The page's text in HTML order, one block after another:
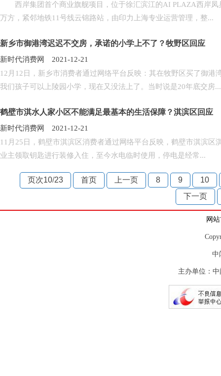
西岸集团首个商业旗舰项目，位于徐汇滨江的AI PLAZA西岸凤
万方，紧邻地铁11号线云锦路站，由印力上海专业运营管理，整...
新乡市御港湾迟迟不交房，承诺的小学上不了？牧野区回应
新时代消费网 2021-12-21
12月12日，新乡市消费者通过网络平台反映：其在牧野区买了御
我们孩子可以上陵园小学，现在又没法上了。当时说是20年底交房...
鹤壁市淇水人家小区不能满足最基本的生活保障？淇滨区回应
新时代消费网 2021-12-21
11月25日，鹤壁市淇滨区消费者通过网络平台反映，鹤壁市淇滨
业主领取钥匙进行装修入住，至今水电临时使用，停电是经常...
页次10/23 首页 上一页 8 9
10
下一页
网
中
主办单位：